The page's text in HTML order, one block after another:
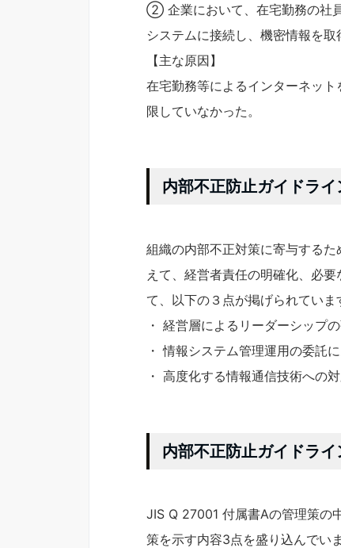
② 企業において、在宅勤務の社
システムに接続し、機密情報を取
【主な原因】
在宅勤務等によるインターネッ
限していなかった。
内部不正防止ガイドライ
組織の内部不正対策に寄与する
えて、経営者責任の明確化、必
て、以下の３点が掲げられていま
・ 経営層によるリーダーシップ
・ 情報システム管理運用の委託
・ 高度化する情報通信技術への
内部不正防止ガイドラ
JIS Q 27001 付属書Aの管理策の
策を示す内容3点を盛り込んでいま